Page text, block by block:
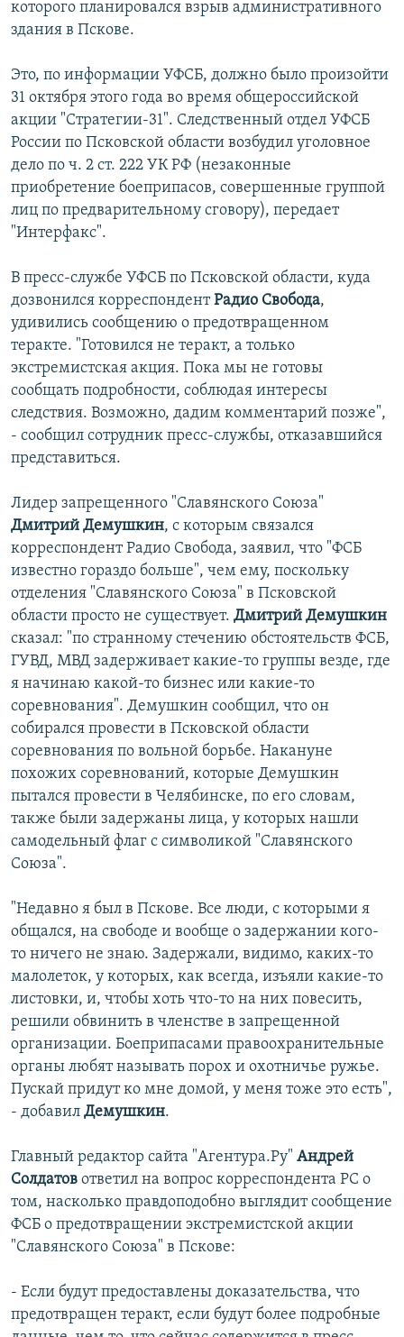
которого планировался взрыв административного
здания в Пскове.
Это, по информации УФСБ, должно было произойти
31 октября этого года во время общероссийской
акции "Стратегии-31". Следственный отдел УФСБ
России по Псковской области возбудил уголовное
дело по ч. 2 ст. 222 УК РФ (незаконные
приобретение боеприпасов, совершенные группой
лиц по предварительному сговору), передает
"Интерфакс".
В пресс-службе УФСБ по Псковской области, куда
дозвонился корреспондентРадио Свобода,
удивились сообщению о предотвращенном
теракте. "Готовился не теракт, а только
экстремистская акция. Пока мы не готовы
сообщать подробности, соблюдая интересы
следствия. Возможно, дадим комментарий позже",
- сообщил сотрудник пресс-службы, отказавшийся
представиться.
Лидер запрещенного "Славянского Союза"
Дмитрий Демушкин, с которым связался
корреспондент Радио Свобода, заявил, что "ФСБ
известно гораздо больше", чем ему, поскольку
отделения "Славянского Союза" в Псковской
области просто не существует. Дмитрий Демушкин
сказал: "по странному стечению обстоятельств ФСБ,
ГУВД, МВД задерживает какие-то группы везде, где
я начинаю какой-то бизнес или какие-то
соревнования". Демушкин сообщил, что он
собирался провести в Псковской области
соревнования по вольной борьбе. Накануне
похожих соревнований, которые Демушкин
пытался провести в Челябинске, по его словам,
также были задержаны лица, у которых нашли
самодельный флаг с символикой "Славянского
Союза".
"Недавно я был в Пскове. Все люди, с которыми я
общался, на свободе и вообще о задержании кого-
то ничего не знаю. Задержали, видимо, каких-то
малолеток, у которых, как всегда, изъяли какие-то
листовки, и, чтобы хоть что-то на них повесить,
решили обвинить в членстве в запрещенной
организации. Боеприпасами правоохранительные
органы любят называть порох и охотничье ружье.
Пускай придут ко мне домой, у меня тоже это есть",
- добавил Демушкин.
Главный редактор сайта "Агентура.Ру" Андрей
Солдатов ответил на вопрос корреспондента РС о
том, насколько правдоподобно выглядит сообщение
ФСБ о предотвращении экстремистской акции
"Славянского Союза" в Пскове:
- Если будут предоставлены доказательства, что
предотвращен теракт, если будут более подробные